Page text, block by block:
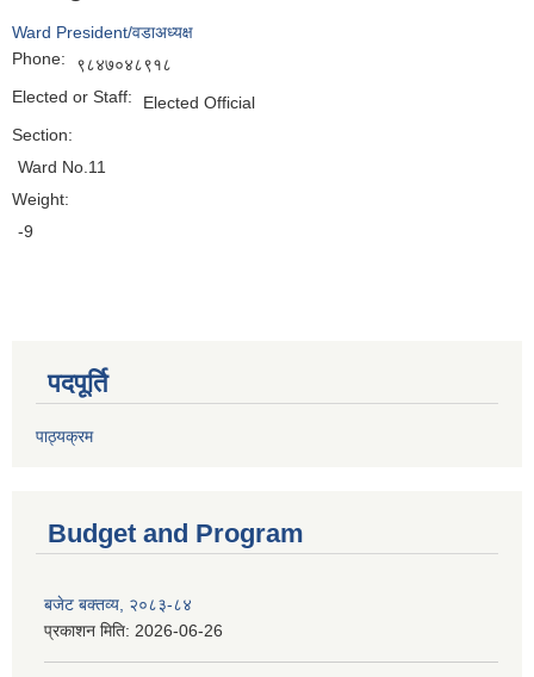
Ward President/वडाअध्यक्ष
Phone:
९८४७०४८९१८
Elected or Staff:
Elected Official
Section:
Ward No.11
Weight:
-9
पदपूर्ति
पाठ्यक्रम
Budget and Program
बजेट बक्तव्य, २०८३-८४
प्रकाशन मिति: 2026-06-26